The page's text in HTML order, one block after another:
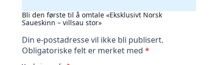
Bli den første til å omtale «Eksklusivt Norsk
Saueskinn – villsau stor»
Din e-postadresse vil ikke bli publisert.
Obligatoriske felt er merket med *